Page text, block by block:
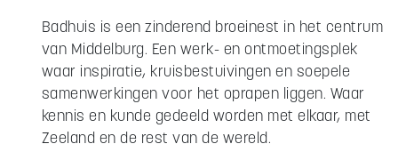
Badhuis is een zinderend broeinest in het centrum
van Middelburg. Een werk- en ontmoetingsplek
waar inspiratie, kruisbestuivingen en soepele
samenwerkingen voor het oprapen liggen. Waar
kennis en kunde gedeeld worden met elkaar, met
Zeeland en de rest van de wereld.